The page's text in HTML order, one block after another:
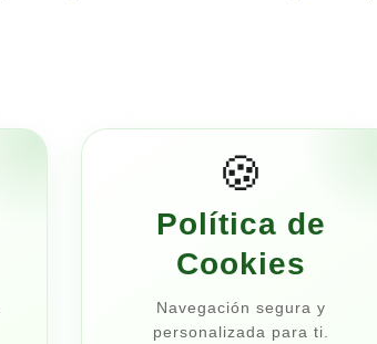
$7.00
🍪
Política de
Cookies
Navegación segura y
personalizada para ti.